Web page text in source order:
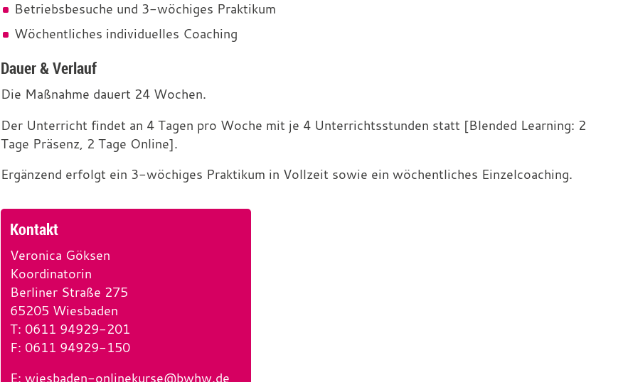
Betriebsbesuche und 3-wöchiges Praktikum
Wöchentliches individuelles Coaching
Dauer & Verlauf
Die Maßnahme dauert 24 Wochen.
Der Unterricht findet an 4 Tagen pro Woche mit je 4 Unterrichtsstunden statt [Blended Learning: 2
Tage Präsenz, 2 Tage Online].
Ergänzend erfolgt ein 3-wöchiges Praktikum in Vollzeit sowie ein wöchentliches Einzelcoaching.
Kontakt
Veronica Göksen
Koordinatorin
Berliner Straße 275
65205 Wiesbaden
Te
l
: 0611 94929-201
Fa: 0611 94929-150
E-
:wiesbaden-onlinekurse@bwhw.de